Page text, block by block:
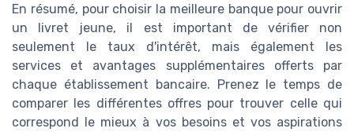
En résumé, pour choisir la meilleure banque pour ouvrir
un livret jeune, il est important de vérifier non
seulement le taux d'intérêt, mais également les
services et avantages supplémentaires offerts par
chaque établissement bancaire. Prenez le temps de
comparer les différentes offres pour trouver celle qui
correspond le mieux à vos besoins et vos aspirations